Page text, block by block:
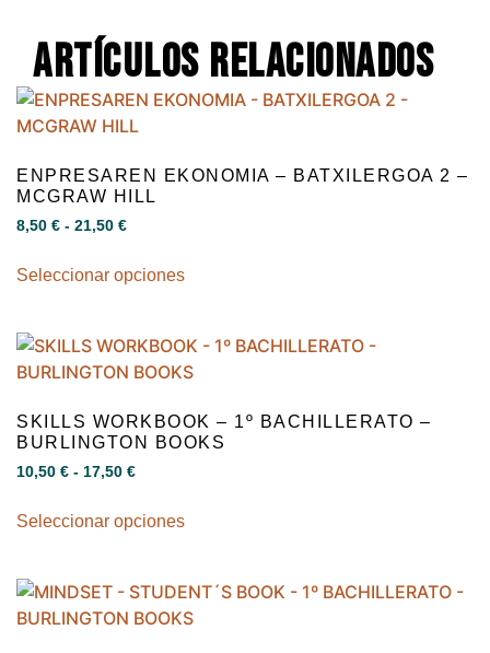
Artículos relacionados
ENPRESAREN EKONOMIA – BATXILERGOA 2 –
MCGRAW HILL
8,50 € - 21,50 €
Seleccionar opciones
SKILLS WORKBOOK – 1º BACHILLERATO –
BURLINGTON BOOKS
10,50 € - 17,50 €
Seleccionar opciones